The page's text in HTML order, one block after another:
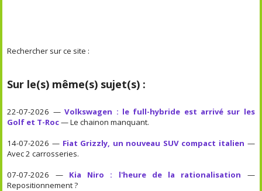
Rechercher sur ce site :
Sur le(s) même(s) sujet(s) :
22-07-2026 —Volkswagen : le full-hybride est arrivé sur les
Golf et T-Roc— Le chainon manquant.
14-07-2026 — Fiat Grizzly, un nouveau SUV compact italien —
Avec 2 carrosseries.
07-07-2026 — Kia Niro : l'heure de la rationalisation —
Repositionnement ?